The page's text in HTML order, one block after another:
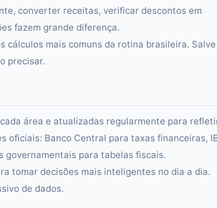
converter receitas, verificar descontos em
fazem grande diferença.
cálculos mais comuns da rotina brasileira.
precisar.
área e atualizadas regularmente para
oficiais: Banco Central para taxas financeiras,
governamentais para tabelas fiscais.
tomar decisões mais inteligentes no dia a dia.
de dados.